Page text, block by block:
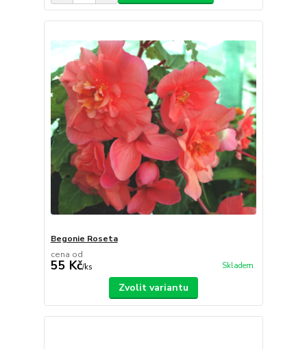
Begonie Roseta
cena od
55 Kč/ks Skladem
Zvolit variantu